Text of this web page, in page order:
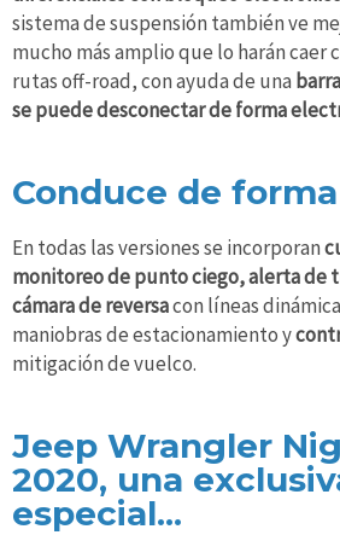
sistema de suspensión también ve
mucho más amplio que lo harán caer
rutas off-road, con ayuda de una
se puede desconectar de forma
Conduce de
En todas las versiones se incorporan
monitoreo de punto ciego, alerta de
cámara de reversacon líneas
maniobras de estacionamiento y
mitigación de vuelco.
Jeep Wrangler
2020, una
especial...